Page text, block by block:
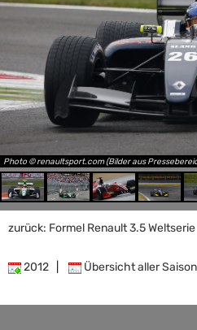
Photo © renaultsport.com (Bilder aus
zurück: Formel Renault 3.5
2012 Übersicht aller